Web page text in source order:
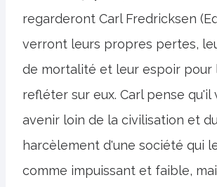
regarderont Carl Fredricksen
verront leurs propres pertes,
de mortalité et leur espoir pour
refléter sur eux. Carl pense qu'il
avenir loin de la civilisation et
harcèlement d'une société qui
comme impuissant et faible,